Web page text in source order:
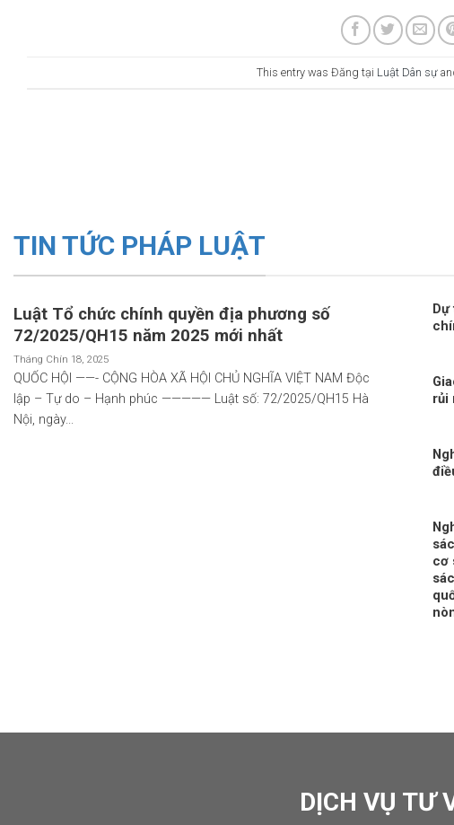
This entry was Đăng tại Luật Dân sự
TIN TỨC PHÁP LUẬT
Luật Tổ chức chính quyền địa phương số
72/2025/QH15 năm 2025 mới nhất
Tháng Chín 18, 2025
QUỐC HỘI ——- CỘNG HÒA XÃ HỘI CHỦ NGHĨA VIỆT NAM Độc
lập – Tự do – Hạnh phúc ————— Luật số: 72/2025/QH15 Hà
Nội, ngày...
rủi
cơ
DỊCH VỤ TƯ